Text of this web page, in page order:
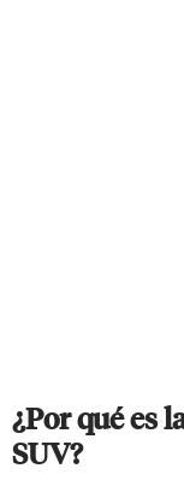
¿Por qué es
SUV?